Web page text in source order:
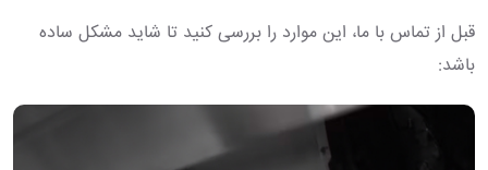
قبل از تماس با ما، این موارد را بررسی کنید تا شاید مشکل ساده
باشد: